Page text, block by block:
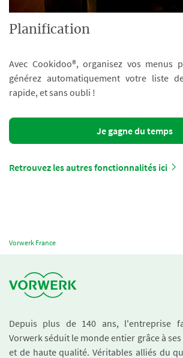
Planification
Avec Cookidoo®, organisez vos menus
générez automatiquement votre liste
rapide, et sans oubli !
Je gagne du temps
Retrouvez les autres fonctionnalités ici
Vorwerk France
Depuis plus de 140 ans, l'entreprise
Vorwerk séduit le monde entier grâce à
et de haute qualité. Véritables alliés du